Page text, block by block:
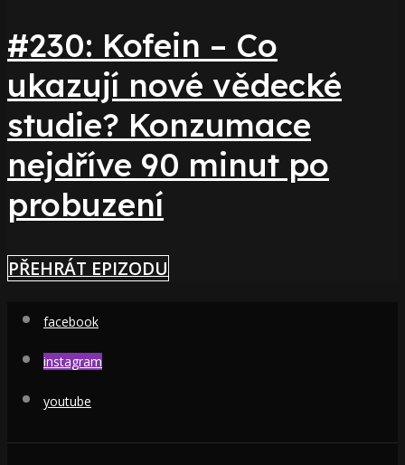
#230: Kofein – Co
ukazují nové vědecké
studie? Konzumace
nejdříve 90 minut po
probuzení
PŘEHRÁT EPIZODU
facebook
instagram
youtube